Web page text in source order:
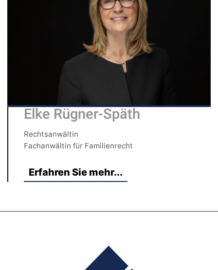
Elke Rügner-Späth
Rechtsanwältin
Fachanwältin für Familienrecht
Erfahren Sie mehr...